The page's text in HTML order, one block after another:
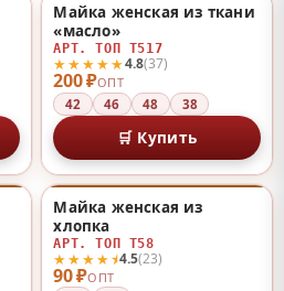
♡
200 ₽ОПТ
★★★★★4.8(37)
Майка женская из ткани
«масло»
АРТ. ТОП Т517
42 46 48 38
🛒 Купить
90 ₽ОПТ
★★★★⯨4.5(23)
Майка женская из
хлопка
АРТ. ТОП Т58